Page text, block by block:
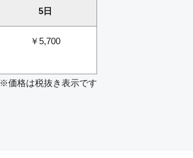
5日
￥5,700
※価格は税抜き表示です